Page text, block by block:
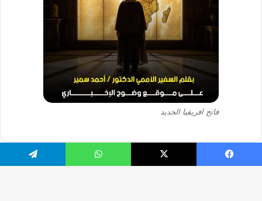
فاتح افريقيا الجديد
فيسبوك ‫X واتساب تيلقرام